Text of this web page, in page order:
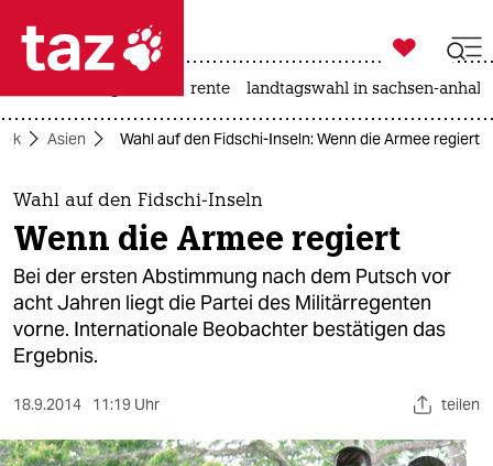
 taz zahl ich
taz zahl ich
themen
politik
öko
gesellschaft
kultur
sport

taz zahl ich
rente landtagswahl in sachsen-anhalt
Asien Wahl auf den Fidschi-Inseln: Wenn die Armee regiert
Wahl auf den Fidschi-Inseln
Wenn die Armee regiert
Bei der ersten Abstimmung nach dem Putsch vor
acht Jahren liegt die Partei des Militärregenten
vorne. Internationale Beobachter bestätigen das
Ergebnis.
18.9.2014 11:19 Uhr teilen